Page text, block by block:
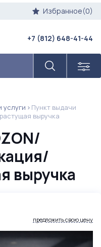
Избранное(0)
+7 (812) 648-41-44
услуги
Пункт выдачи
выручка
выручка
предложить свою цену